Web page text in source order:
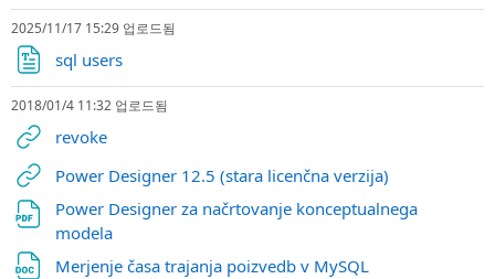
2025/11/17 15:29 업로드됨
sql users
2018/01/4 11:32 업로드됨
revokeURL
Power Designer 12.5 (stara licenčna verzija)URL
Power Designer za načrtovanje konceptualnega
modela
Merjenje časa trajanja poizvedb v MySQL